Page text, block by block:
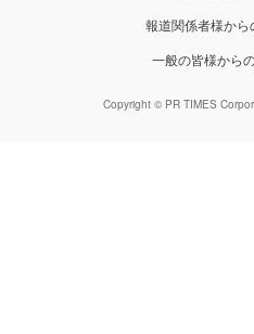
報道関係者様か
一般の皆様から
Copyright © PR TIMES